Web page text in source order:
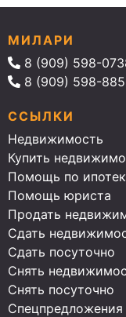
МИЛАРИ
8 (909) 598-
8 (909) 598-
ССЫЛКИ
Недвижимость
Купить
Помощь по
Помощь юриста
Продать
Сдать
Сдать посуточно
Снять
Снять посуточно
Спецпредложения